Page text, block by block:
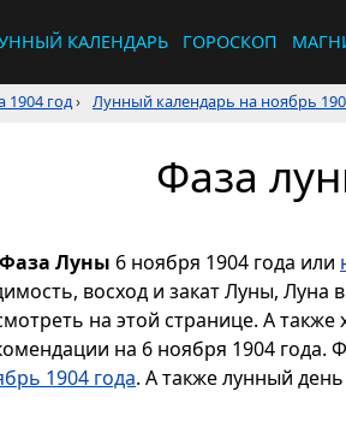
КАЛЕНДАРЬ ГОРОСКОП
1904 год› Лунный календарь на ноябрь
Фаза
Фаза Луны 6 ноября 1904 года или
восход и закат Луны,
на этой странице. А
на 6 ноября 1904 года.
1904 года. А также лунный